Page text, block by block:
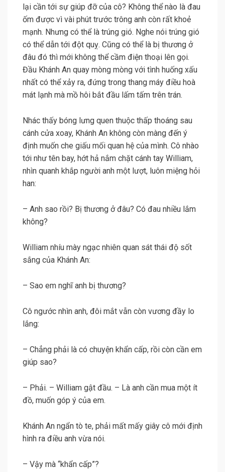
lại cần tới sự giúp đỡ của cô? Không thể nào là đau
ốm được vì vài phút trước trông anh còn rất khoẻ
mạnh. Nhưng có thể là trúng gió. Nghe nói trúng gió
có thể dẫn tới đột quỵ. Cũng có thể là bị thương ở
đâu đó thì mới không thể cầm điện thoại lên gọi.
Đầu Khánh An quay mòng mòng với tình huống xấu
nhất có thể xảy ra, đứng trong thang máy điều hoà
mát lạnh mà mồ hôi bắt đầu lấm tấm trên trán.
Nhác thấy bóng lưng quen thuộc thấp thoáng sau
cánh cửa xoay, Khánh An không còn màng đến ý
định muốn che giấu mối quan hệ của mình. Cô nhào
tới như tên bay, hớt hả nắm chặt cánh tay William,
nhìn quanh khắp người anh một lượt, luôn miệng hỏi
han:
– Anh sao rồi? Bị thương ở đâu? Có đau nhiều lắm
không?
William nhíu mày ngạc nhiên quan sát thái độ sốt
sắng của Khánh An:
– Sao em nghĩ anh bị thương?
Cô ngước nhìn anh, đôi mắt vẫn còn vương đầy lo
lắng:
– Chẳng phải là có chuyện khẩn cấp, rồi còn cần em
giúp sao?
– Phải. – William gật đầu. – Là anh cần mua một ít
đồ, muốn góp ý của em.
Khánh An ngẩn tò te, phải mất mấy giây cô mới định
hình ra điều anh vừa nói.
– Vậy mà “khẩn cấp”?